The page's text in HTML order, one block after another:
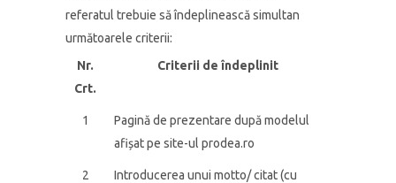
referatul trebuie să îndeplinească simultan
următoarele criterii:
Nr.
Crt.
Criterii de îndeplinit
1
Pagină de prezentare după modelul
afișat pe site-ul prodea.ro
2
Introducerea unui motto/ citat (cu